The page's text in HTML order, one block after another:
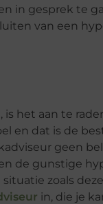
in gesprek te
van een
het aan te
en dat is de
geen
de gunstige
zoals
in, die je